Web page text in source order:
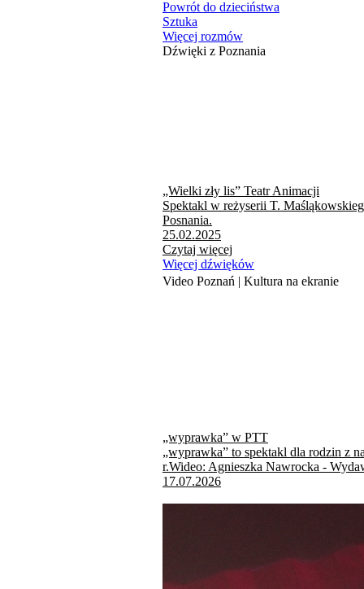
Powrót do dzieciństwa
Sztuka
Więcej rozmów
Dźwięki z Poznania
„Wielki zły lis” Teatr Animacji
Spektakl w reżyserii T.
Posnania.
25.02.2025
Czytaj więcej
Więcej dźwięków
Video Poznań | Kultura na ekranie
„wyprawka” w PTT
„wyprawka” to spektakl dla rodzin z
r.Wideo: Agnieszka Nawrocka -
17.07.2026